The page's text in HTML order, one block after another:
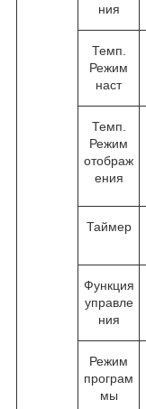
ния
Темп.
Режим
наст
Темп.
Режим
отображ
ения
Таймер
Функция
управле
ния
Режим
програм
мы